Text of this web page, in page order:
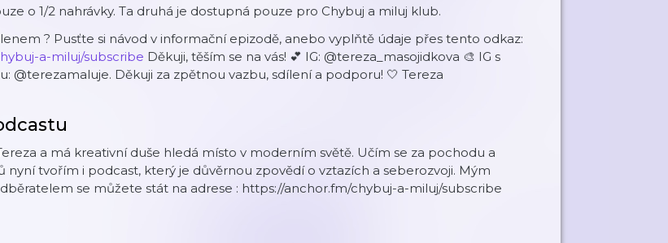
o 1/2 nahrávky. Ta druhá je dostupná pouze pro Chybuj a miluj klub.
? Pusťte si návod v informační epizodě, anebo vyplňtě údaje přes tento odkaz:
a-miluj/subscribe Děkuji, těším se na vás! 💕 IG: @tereza_masojidkova 🎨 IG s
@terezamaluje. Děkuji za zpětnou vazbu, sdílení a podporu! 🤍 Tereza
a má kreativní duše hledá místo v moderním světě. Učím se za pochodu a
nyní tvořím i podcast, který je důvěrnou zpovědí o vztazích a seberozvoji. Mým
se můžete stát na adrese : https://anchor.fm/chybuj-a-miluj/subscribe